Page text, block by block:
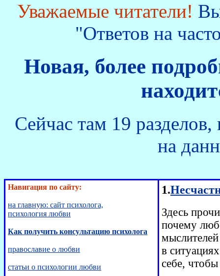
Уважаемые читатели!
"Ответов на
Новая, более
Сейчас там 19
на
Навигация по сайту:
на главную: сайт психолога,
психология любви
Как получить консультацию психолога
православие о любви
статьи о психологии любви
1.
Здесь
почему
в
себе,